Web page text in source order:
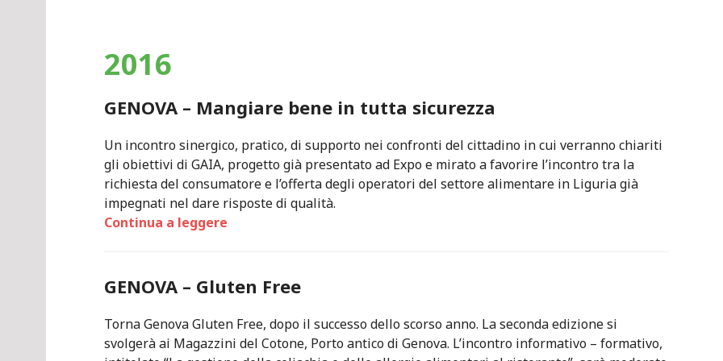
2016
GENOVA – Mangiare bene in tutta sicurezza
Un incontro sinergico, pratico, di supporto nei confronti del cittadino in cui verranno chiariti
gli obiettivi di GAIA, progetto già presentato ad Expo e mirato a favorire l’incontro tra la
richiesta del consumatore e l’offerta degli operatori del settore alimentare in Liguria già
impegnati nel dare risposte di qualità.
Continua a leggere
GENOVA – Gluten Free
Torna Genova Gluten Free, dopo il successo dello scorso anno. La seconda edizione si
svolgerà ai Magazzini del Cotone, Porto antico di Genova. L’incontro informativo – formativo,